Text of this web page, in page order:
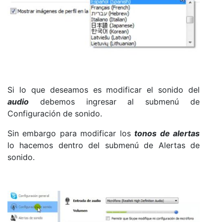
Si lo que deseamos es modificar el sonido del
audio debemos ingresar al submenú de
Configuración de sonido.
Sin embargo para modificar lostonos de alertas
lo hacemos dentro del submenú de Alertas de
sonido.